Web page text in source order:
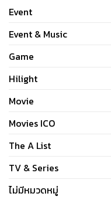
Event
Event & Music
Game
Hilight
Movie
Movies ICO
The A List
TV & Series
ไม่มีหมวดหมู่